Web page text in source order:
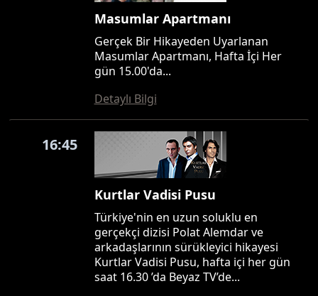
Masumlar Apartmanı
Gerçek Bir Hikayeden Uyarlanan
Masumlar Apartmanı, Hafta İçi Her
gün 15.00'da...
Detaylı Bilgi
16:45
Kurtlar Vadisi Pusu
Türkiye'nin en uzun soluklu en
gerçekçi dizisi Polat Alemdar ve
arkadaşlarının sürükleyici hikayesi
Kurtlar Vadisi Pusu, hafta içi her gün
saat 16.30 ’da Beyaz TV’de...